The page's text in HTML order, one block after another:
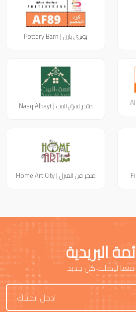
بوتري بارن | Pottery Barn
متجر نسق البيت | Nasq Albayt
متجر فن المنزل | Home Art City
البريدية
ليصلك كل جديد